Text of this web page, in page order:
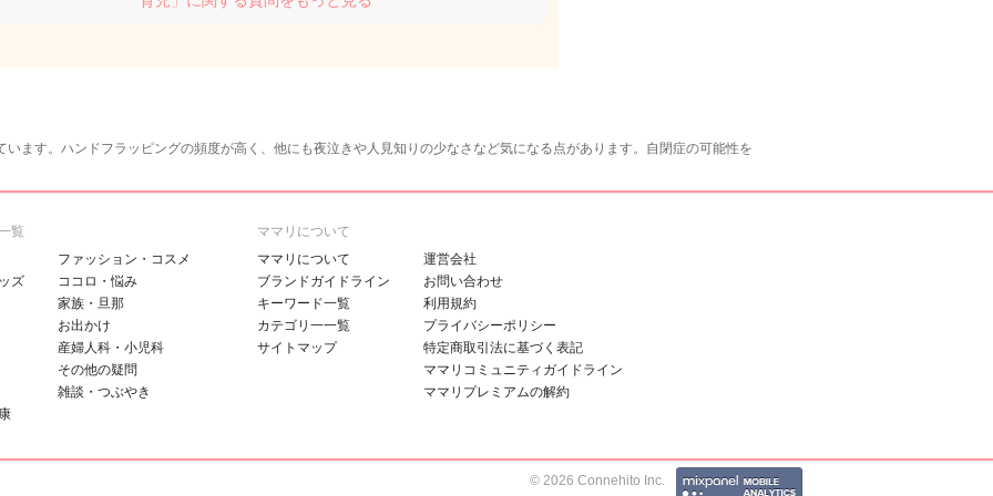
ます。ハンドフラッピングの頻度が高く、他にも夜泣きや人見知りの少なさなど気になる点があります。自閉症の可能性を
覧
ズ
ファッション・コスメ
ココロ・悩み
家族・旦那
お出かけ
産婦人科・小児科
その他の疑問
雑談・つぶやき
ママリについて
ママリについて
ブランドガイドライン
キーワード一覧
カテゴリ一一覧
サイトマップ
運営会社
お問い合わせ
利用規約
プライバシーポリシー
特定商取引法に基づく表記
ママリコミュニティガイドライン
ママリプレミアムの解約
© 2026 Connehito Inc.